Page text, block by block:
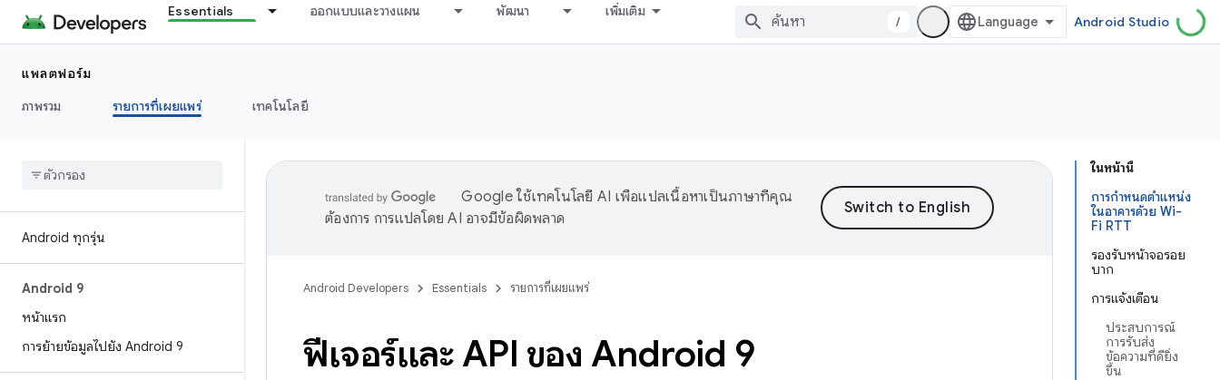
Essentials ออกแบบและวางแผน พัฒนา เพิ่มเติม
/ Android Studio
แพลตฟอร์ม
ภาพรวม
รายการที่เผยแพร่ เทคโนโลยี
Android ทุกรุ่น
Android 9
หน้าแรก
การย้ายข้อมูลไปยัง Android 9
ในหน้านี้
การกำหนดตำแหน่ง
ในอาคารด้วย Wi-
Fi RTT
รองรับหน้าจอรอย
บาก
การแจ้งเตือน
ประสบการณ์
การรับส่ง
ข้อความที่ดียิ่ง
ขึ้น
Google ใช้เทคโนโลยี AI เพื่อแปลเนื้อหาเป็นภาษาที่คุณ
ต้องการ การแปลโดย AI อาจมีข้อผิดพลาด
Android Developers Essentials รายการที่เผยแพร่
ฟีเจอร์และ API ของ Android 9